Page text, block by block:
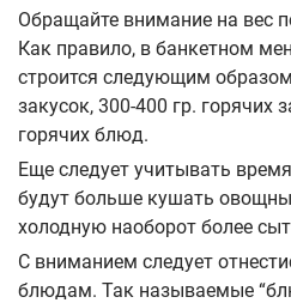
Обращайте внимание на вес
Как правило, в банкетном
строится следующим
закусок, 300-400 гр. горячих
горячих блюд.
Еще следует учитывать
будут больше кушать
холодную наоборот более
С вниманием следует
блюдам. Так называемые